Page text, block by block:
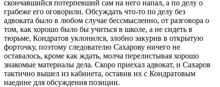
скончавшийся потерпевший сам на него напал, а по делу о
грабеже его оговорили. Обсуждать что-то по делу без
адвоката было в любом случае бессмысленно, от разговора о
том, как хорошо было бы учиться в школе, а не сидеть в
тюрьме, Кондратов уклонился, злобно закурив в открытую
форточку, поэтому следователю Сахарову ничего не
оставалось, кроме как ждать, молча перелистывая хорошо
знакомые материалы дела. Скоро приехал адвокат, и Сахаров
тактично вышел из кабинета, оставив их с Кондратовым
наедине для обсуждения позиции.